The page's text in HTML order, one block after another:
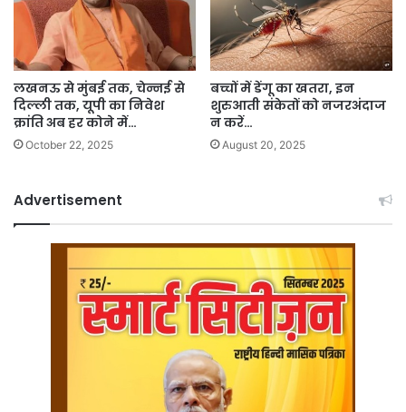
लखनऊ से मुंबई तक, चेन्नई से
दिल्ली तक, यूपी का निवेश
क्रांति अब हर कोने में…
October 22, 2025
बच्चों में डेंगू का खतरा, इन
शुरुआती संकेतों को नजरअंदाज
न करें…
August 20, 2025
Advertisement